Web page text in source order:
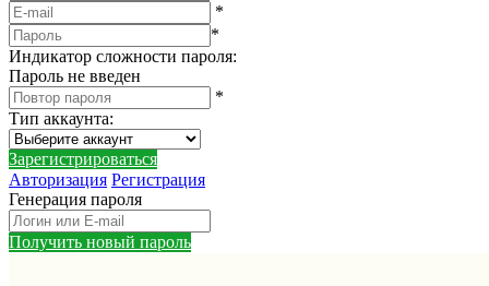
*
*
Индикатор сложности пароля:
Пароль не введен
*
Тип аккаунта:
Зарегистрироваться
Авторизация Регистрация
Генерация пароля
Получить новый пароль